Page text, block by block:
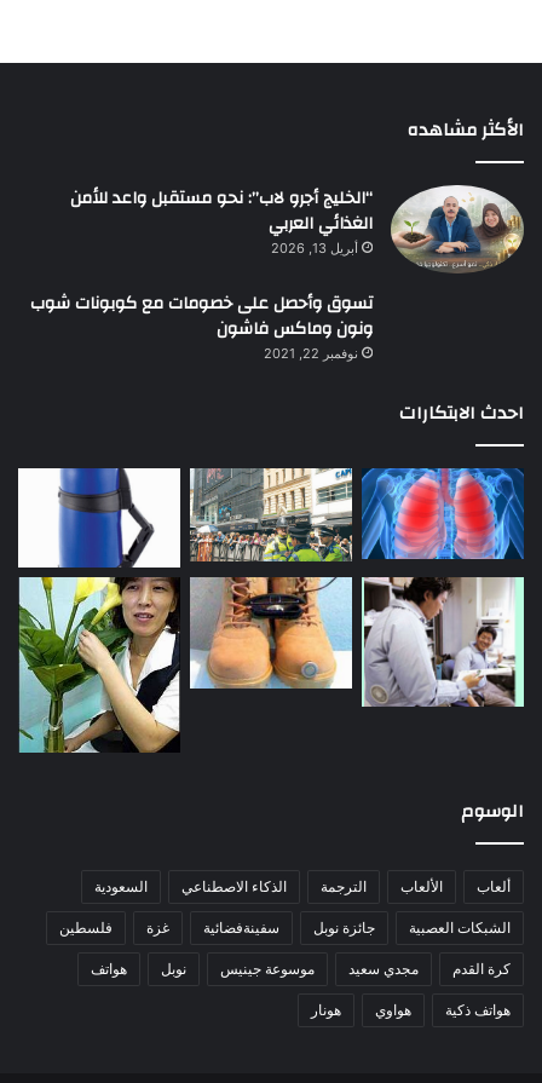
الأكثر مشاهده
“الخليج أجرو لاب”: نحو مستقبل واعد للأمن
الغذائي العربي
أبريل 13, 2026
تسوق وأحصل على خصومات مع كوبونات شوب
ونون وماكس فاشون
نوفمبر 22, 2021
احدث الابتكارات
الوسوم
ألعاب الألعاب الترجمة الذكاء الاصطناعي السعودية
الشبكات العصبية جائزة نوبل سفينةفضائية غزة فلسطين
كرة القدم مجدي سعيد موسوعة جينيس نوبل هواتف
هواتف ذكية هواوي هونار